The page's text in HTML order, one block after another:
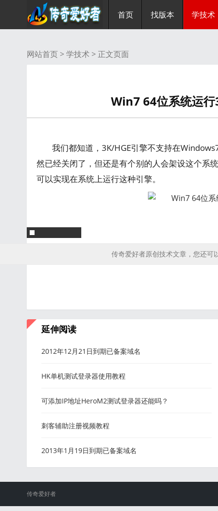
首页 找版本 学技术
网站首页 >学技术 > 正文页面
Win7 64位系统运
我们都知道，3K/HGE引擎不支持在
然已经关闭了，但还是有个别的人会架设这个系
可以实现在系统上运行这种引擎。
传奇爱好者原创技术文章，您还可
延伸阅读
2012年12月21日到期已备案域名
HK单机测试登录器使用教程
可添加IP地址HeroM2测试登录器还能吗？
刺客辅助注册视频教程
2013年1月19日到期已备案域名
传奇爱好者